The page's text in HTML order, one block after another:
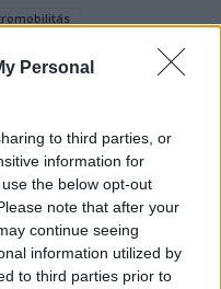
Personal
to third parties, or
information for
the below opt-out
note that after your
continue seeing
information utilized by
to third parties prior to